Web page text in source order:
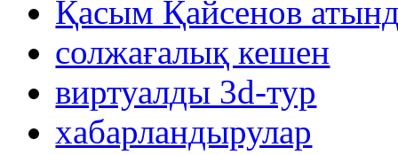
Қасым Қайсенов
солжағалық кешен
виртуалды 3d-тур
xабарландырулар